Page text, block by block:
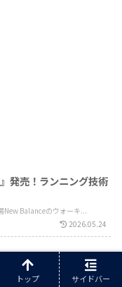
発売！ランニング技術
New Balanceのウォーキ...
2026.05.24
トップ サイドバー